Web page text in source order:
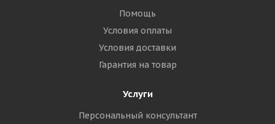
Помощь
Условия оплаты
Условия доставки
Гарантия на товар
Услуги
Персональный консультант